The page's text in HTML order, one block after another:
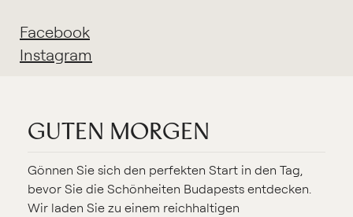
Facebook
Instagram
GUTEN MORGEN
Gönnen Sie sich den perfekten Start in den Tag,
bevor Sie die Schönheiten Budapests entdecken.
Wir laden Sie zu einem reichhaltigen